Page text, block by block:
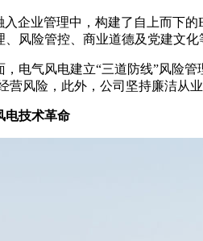
入企业管理中，构建了自上而下
风险管控、商业道德及党建文化
电气风电建立“三道防线”风险
营风险，此外，公司坚持廉洁从
电技术革命